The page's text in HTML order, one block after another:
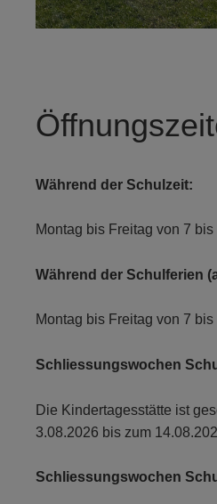
Während der Schulzeit:
Montag bis Freitag von 7 bis
Während der Schulferien
Montag bis Freitag von 7 bis
Schliessungswochen
Die Kindertagesstätte ist
3.08.2026 bis zum
Schliessungswochen